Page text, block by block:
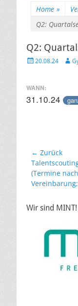
Home »
Q2:
Q2:
Veröffentlicht
20.08.24 Autor
WANN:
31.10.24
← Zurück
Vorheriger
Beitrag:
(Termine nach
Wir sind MINT!